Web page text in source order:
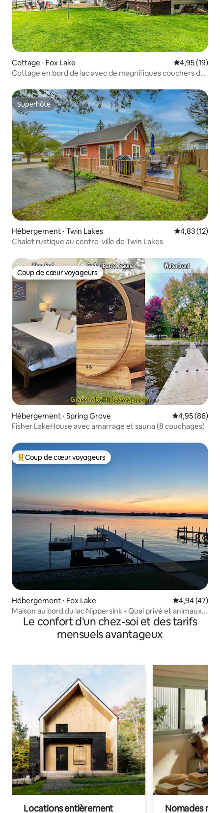
Cottage ⋅ Fox Lake Évaluation
4,95 (19)
Cottage en bord de lac avec de magnifiques couchers de
Superhôte
Superhôte
Hébergement ⋅ Twin Lakes Évaluation
4,83 (12)
Chalet rustique au centre-ville de Twin Lakes
Coup de cœur voyageurs
Coup de cœur voyageurs
Hébergement ⋅ Spring Grove Évaluation
4,95 (86)
Fisher LakeHouse avec amarrage et sauna (8 couchages)
Coups de cœur voyageurs les plus appréciés
Coup de cœur voyageurs
Hébergement ⋅ Fox Lake Évaluation
4,94 (47)
Maison au bord du lac Nippersink - Quai privé et animaux
acceptés !
Le confort d'un chez-soi et des tarifs
mensuels avantageux
Locations entièrement Nomades